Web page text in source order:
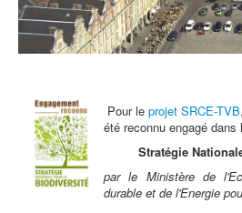
Centre de Ressources du Territoire
Contact
Pour le projet SRCE-TVB
été reconnu engagé dans
Stratégie
par le Ministère de
durable et de l'Energie